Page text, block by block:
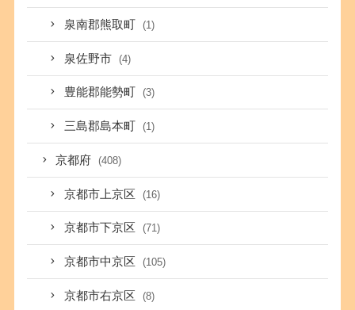
泉南郡熊取町 (1)
泉佐野市 (4)
豊能郡能勢町 (3)
三島郡島本町 (1)
京都府 (408)
京都市上京区 (16)
京都市下京区 (71)
京都市中京区 (105)
京都市右京区 (8)